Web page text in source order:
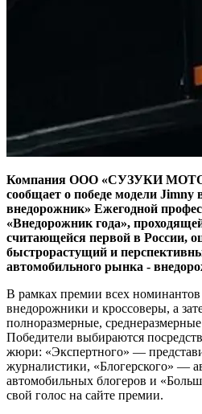
Компания ООО «СУЗУКИ
сообщает о победе модели Jimny
внедорожник» Ежегодной
«Внедорожник года»,
считающейся первой в России,
быстрорастущий и
автомобильного рынка -
В рамках премии всех номинантов
внедорожники и кроссоверы, а
полноразмерные,
Победители выбираются
жюри: «Экспертного» —
журналистики, «Блогерского» —
автомобильных блогеров и
свой голос на сайте премии.